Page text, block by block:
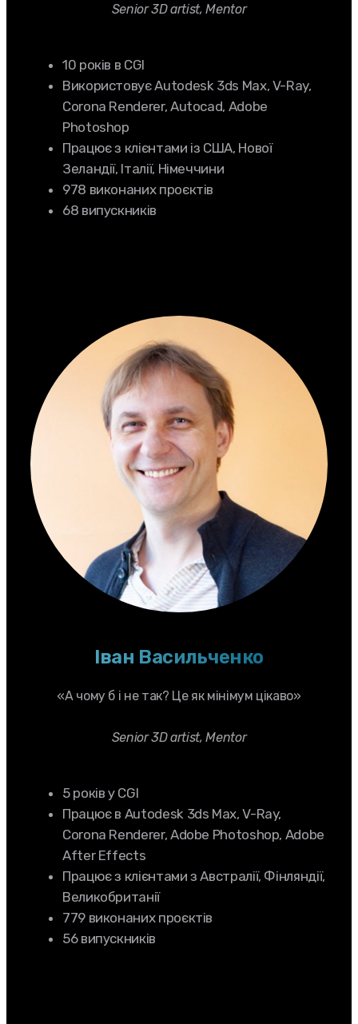
Senior 3D artist, Mentor
10 років в CGI
Використовує Autodesk 3ds Max, V-Ray,
Corona Renderer, Autocad, Adobe
Photoshop
Працює з клієнтами із США, Нової
Зеландії, Італії, Німеччини
978 виконаних проєктів
68 випускників
Іван Васильченко
«А чому б і не так? Це як мінімум цікаво»
Senior 3D artist, Mentor
5 років у CGI
Працює в Autodesk 3ds Max, V-Ray,
Corona Renderer, Adobe Photoshop, Adobe
After Effects
Працює з клієнтами з Австралії, Фінляндії,
Великобританії
779 виконаних проєктів
56 випускників